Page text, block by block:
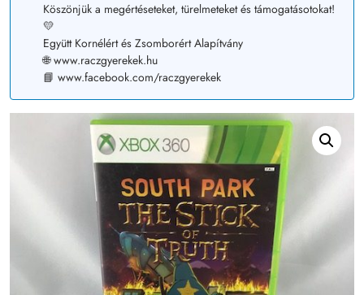
Köszönjük a megértéseteket, türelmeteket és támogatásotokat!
💛
Együtt Kornélért és Zsomborért Alapítvány
🌐 www.raczgyerekek.hu
📘 www.facebook.com/raczgyerekek